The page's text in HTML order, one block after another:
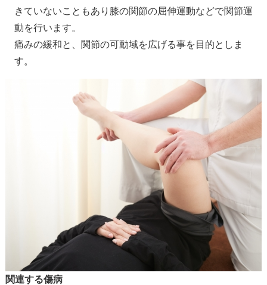
きていないこともあり膝の関節の屈伸運動などで関節運
動を行います。
痛みの緩和と、関節の可動域を広げる事を目的としま
す。
関連する傷病